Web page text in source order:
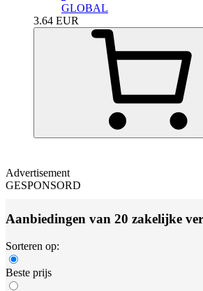
GLOBAL
3.64 EUR
Advertisement
GESPONSORD
Aanbiedingen van 20 zakelijke
Sorteren op:
Beste prijs